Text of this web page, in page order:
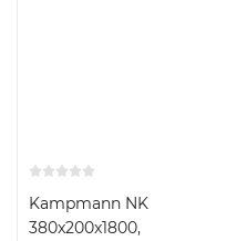
Kampmann NK
380x200x1800,